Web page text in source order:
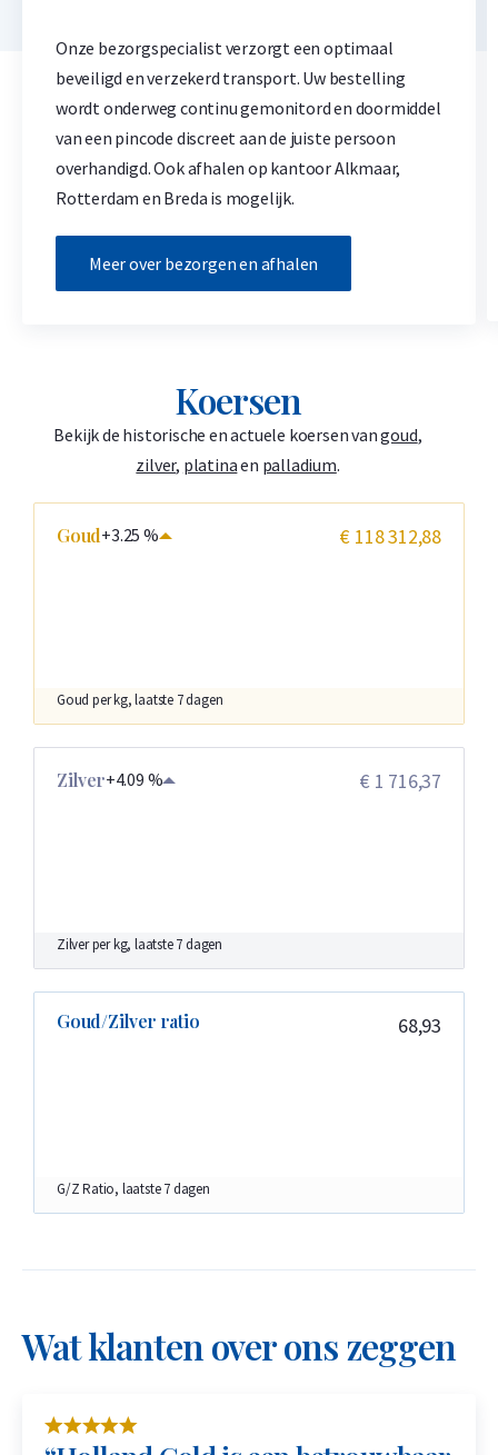
Onze bezorgspecialist verzorgt een optimaal
beveiligd en verzekerd transport. Uw bestelling
wordt onderweg continu gemonitord en doormiddel
van een pincode discreet aan de juiste persoon
overhandigd. Ook afhalen op kantoor Alkmaar,
Rotterdam en Breda is mogelijk.
Meer over bezorgen en afhalen
Koersen
Bekijk de historische en actuele koersen vangoud,
zilver, platinaen palladium.
Goud+3.25 % € 118 312,88
Goud per kg, laatste 7 dagen
Zilver+4.09 % € 1 716,37
Zilver per kg, laatste 7 dagen
Goud/Zilver ratio 68,93
G/Z Ratio, laatste 7 dagen
Wat klanten over ons zeggen